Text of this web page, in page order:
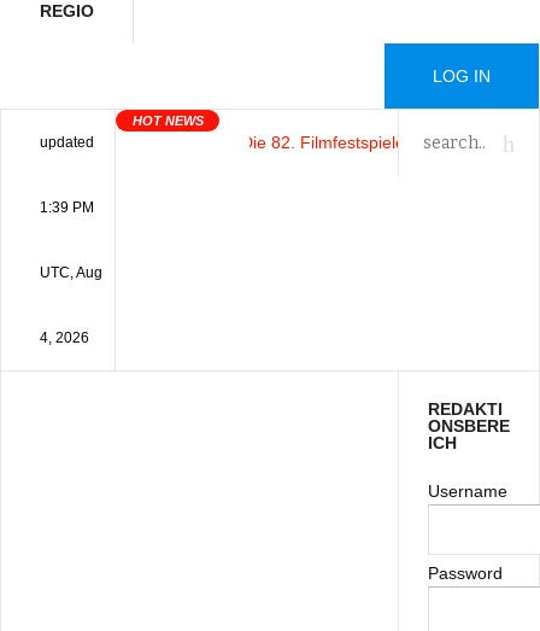
REGIO
LOG IN
updated
1:39 PM
UTC, Aug
4, 2026
HOT NEWS
Das Kino im Kopf : Die 82. Filmfestspiele von Venedig von
REDAKTI
ONSBERE
ICH
Username
Password